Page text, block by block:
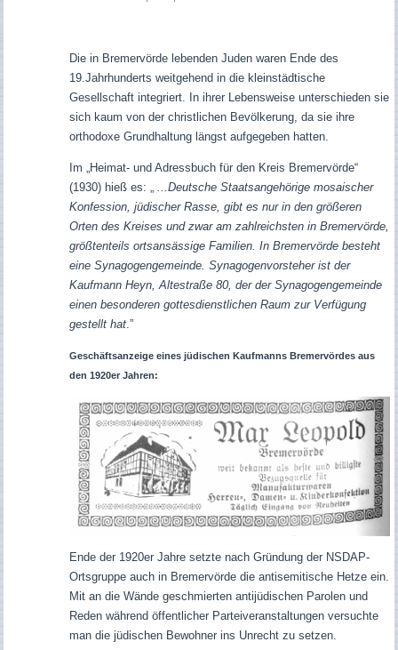
Die in Bremervörde lebenden Juden waren Ende des
19.Jahrhunderts weitgehend in die kleinstädtische
Gesellschaft integriert. In ihrer Lebensweise unterschieden sie
sich kaum von der christlichen Bevölkerung, da sie ihre
orthodoxe Grundhaltung längst aufgegeben hatten.
Im „Heimat- und Adressbuch für den Kreis Bremervörde“
(1930) hieß es:
...Deutsche Staatsangehörige mosaischer
Konfession, jüdischer Rasse, gibt es nur in den größeren
Orten des Kreises und zwar am zahlreichsten in Bremervörde,
größtenteils ortsansässige Familien. In Bremervörde besteht
eine Synagogengemeinde. Synagogenvorsteher ist der
Kaufmann Heyn, Altestraße 80, der der Synagogengemeinde
einen besonderen gottesdienstlichen Raum zur Verfügung
gestellt hat.”
Geschäftsanzeige eines jüdischen Kaufmanns Bremervördes aus
den 1920er Jahren:
Ende der 1920er Jahre setzte nach Gründung der NSDAP-
Ortsgruppe auch in Bremervörde die antisemitische Hetze ein.
Mit an die Wände geschmierten antijüdischen Parolen und
Reden während öffentlicher Parteiveranstaltungen versuchte
man die jüdischen Bewohner ins Unrecht zu setzen.